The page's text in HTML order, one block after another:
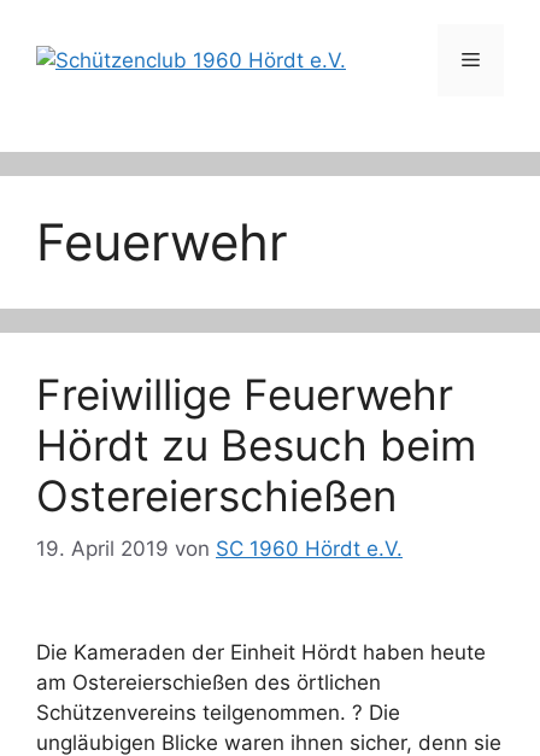
Inhalt
springen
Menü
Feuerwehr
Freiwillige Feuerwehr
Hördt zu Besuch beim
Ostereierschießen
19. April 2019 von SC 1960 Hördt e.V.
Die Kameraden der Einheit Hördt haben heute
am Ostereierschießen des örtlichen
Schützenvereins teilgenommen. ? Die
ungläubigen Blicke waren ihnen sicher, denn sie